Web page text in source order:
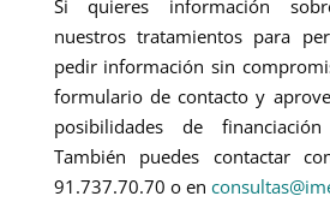
Si quieres información
nuestros tratamientos para
pedir información sin
formulario de contacto y
posibilidades de
También puedes contactar
91.737.70.70 o en